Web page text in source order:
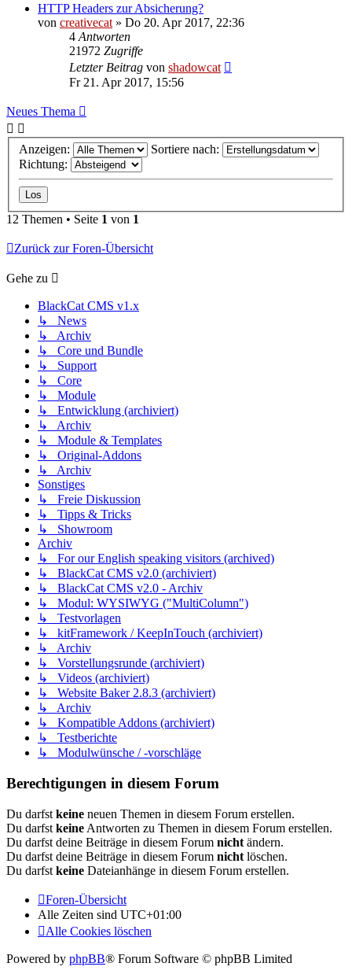
HTTP Headers zur Absicherung?
von creativecat » Do 20. Apr 2017, 22:36
4 Antworten
21972 Zugriffe
Letzter Beitrag von shadowcat
Fr 21. Apr 2017, 15:56
Neues Thema
Anzeigen:
Sortiere nach:
Richtung:
12 Themen • Seite 1 von 1
Zurück zur Foren-Übersicht
Gehe zu
BlackCat CMS v1.x
↳ News
↳ Archiv
↳ Core und Bundle
↳ Support
↳ Core
↳ Module
↳ Entwicklung (archiviert)
↳ Archiv
↳ Module & Templates
↳ Original-Addons
↳ Archiv
Sonstiges
↳ Freie Diskussion
↳ Tipps & Tricks
↳ Showroom
Archiv
↳ For our English speaking visitors (archived)
↳ BlackCat CMS v2.0 (archiviert)
↳ BlackCat CMS v2.0 - Archiv
↳ Modul: WYSIWYG ("MultiColumn")
↳ Testvorlagen
↳ kitFramework / KeepInTouch (archiviert)
↳ Archiv
↳ Vorstellungsrunde (archiviert)
↳ Videos (archiviert)
↳ Website Baker 2.8.3 (archiviert)
↳ Archiv
↳ Kompatible Addons (archiviert)
↳ Testberichte
↳ Modulwünsche / -vorschläge
Berechtigungen in diesem Forum
Du darfst keine neuen Themen in diesem Forum erstellen.
Du darfst keine Antworten zu Themen in diesem Forum erstellen.
Du darfst deine Beiträge in diesem Forum nicht ändern.
Du darfst deine Beiträge in diesem Forum nicht löschen.
Du darfst keine Dateianhänge in diesem Forum erstellen.
Foren-Übersicht
Alle Zeiten sind UTC+01:00
Alle Cookies löschen
Powered by phpBB® Forum Software © phpBB Limited